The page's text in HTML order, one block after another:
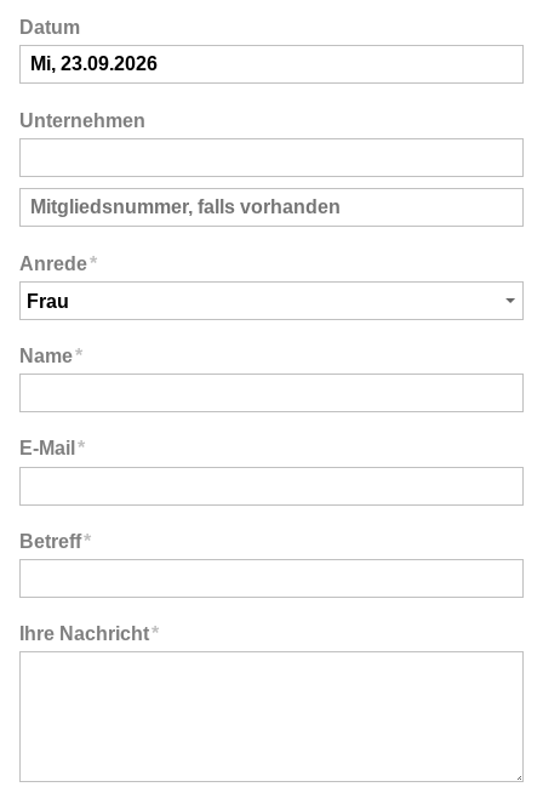
Datum
Unternehmen
Anrede*
Name*
E-Mail *
Betreff*
Ihre Nachricht*